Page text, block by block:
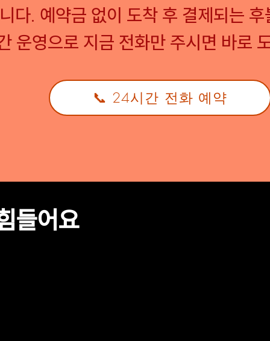
다. 예약금 없이 도착 후 결제되는
운영으로 지금 전화만 주시면 바로
📞 24시간 전화 예약
들어요